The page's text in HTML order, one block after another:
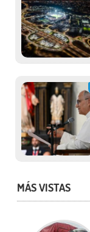
MÁS VISTAS